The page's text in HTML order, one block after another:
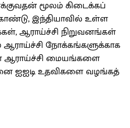
மூலம் கிடைக்கப்
இந்தியாவில் உள்ள
ஆராய்ச்சி நிறுவனங்கள்
நோக்கங்களுக்காக
மையங்களை
ஐஐடி உதவிகளை வழங்கத்